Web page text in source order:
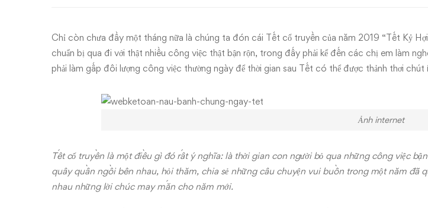
“lạc
trôi”
về
Chỉ còn chưa đầy một tháng nữa là chúng ta đón cái Tết cổ truyền của năm 2019 “Tết Kỷ
chuẩn bị qua đi với thật nhiều công việc thật bận rộn, trong đấy phải kể đến các chị em làm
phải làm gấp đôi lượng công việc thường ngày để thời gian sau Tết có thể được thảnh thơi chút
Ảnh internet
Tết cổ truyền là một điều gì đó rất ý nghĩa: là thời gian con người bỏ qua những công việc
quây quần ngồi bên nhau, hỏi thăm, chia sẻ những câu chuyện vui buồn trong một năm đã
nhau những lời chúc may mắn cho năm mới.